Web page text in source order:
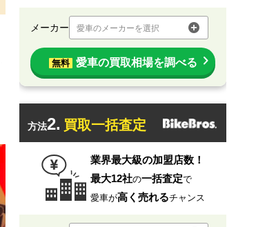
メーカー 愛車のメーカーを選択
無料 愛車の買取相場を調べる
方法2. 買取一括査定
業界最大級の加盟店数！
最大12社の一括査定で
愛車が高く売れるチャンス